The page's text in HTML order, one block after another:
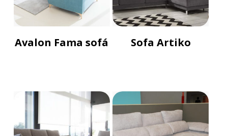
Avalon Fama sofá Sofa Artiko